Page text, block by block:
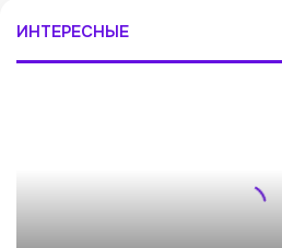
ИНТЕРЕСНЫЕ